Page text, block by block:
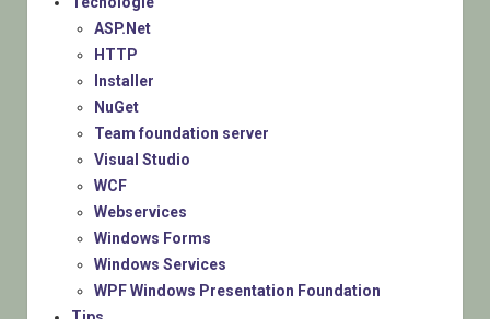
ASP.Net
HTTP
Installer
NuGet
Team foundation server
Visual Studio
WCF
Webservices
Windows Forms
Windows Services
WPF Windows Presentation Foundation